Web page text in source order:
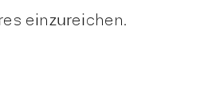
einzureichen.